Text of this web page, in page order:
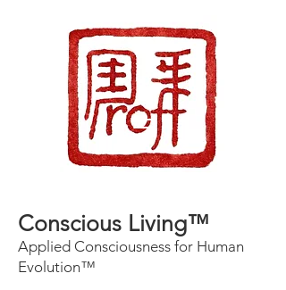
Conscious Living™
Applied Consciousness for Human
Evolution™